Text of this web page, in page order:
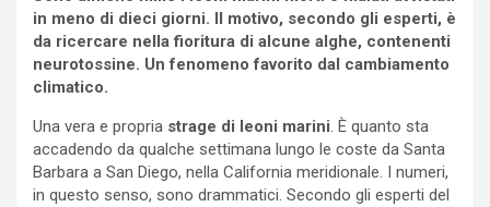
in meno di dieci giorni. Il motivo, secondo gli esperti, è
da ricercare nella fioritura di alcune alghe, contenenti
neurotossine. Un fenomeno favorito dal cambiamento
climatico.
Una vera e propria strage di leoni marini. È quanto sta
accadendo da qualche settimana lungo le coste da Santa
Barbara a San Diego, nella California meridionale. I numeri,
in questo senso, sono drammatici. Secondo gli esperti del